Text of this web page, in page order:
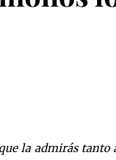
la admirás